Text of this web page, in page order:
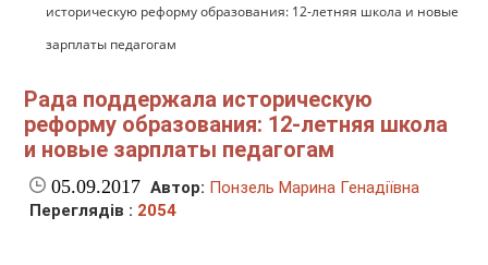
историческую реформу образования: 12-летняя школа и новые
зарплаты педагогам
Рада поддержала историческую
реформу образования: 12-летняя школа
и новые зарплаты педагогам
05.09.2017 Автор: Понзель Марина Генадіївна
Переглядів : 2054